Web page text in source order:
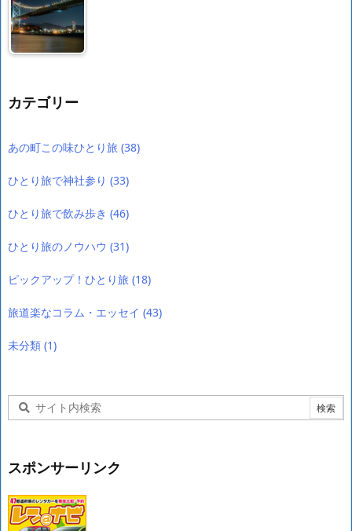
カテゴリー
あの町この味ひとり旅 (38)
ひとり旅で神社参り (33)
ひとり旅で飲み歩き (46)
ひとり旅のノウハウ (31)
ピックアップ！ひとり旅 (18)
旅道楽なコラム・エッセイ (43)
未分類 (1)
スポンサーリンク